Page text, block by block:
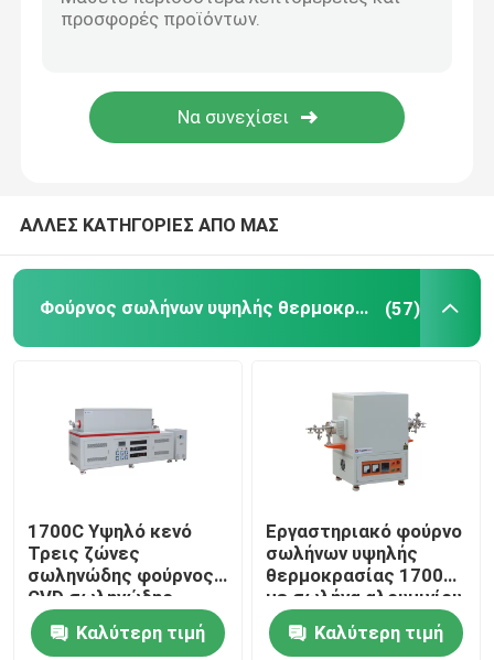
ΑΛΛΕΣ ΚΑΤΗΓΟΡΙΕΣ ΑΠΟ ΜΑΣ
Φούρνος σωλήνων υψηλής θερμοκρασίας (57)
1700C Υψηλό κενό
Τρεις ζώνες
σωληνώδης φούρνος
CVD σωληνώδης
φούρνος με φλάντζες
ψύξης νερού
Καλύτερη τιμή
Εργαστηριακό φούρνο
σωλήνων υψηλής
θερμοκρασίας 1700C
με σωλήνα αλουμινίου
και φλάντσα
σφράγισηςΚαλύτερη τιμή